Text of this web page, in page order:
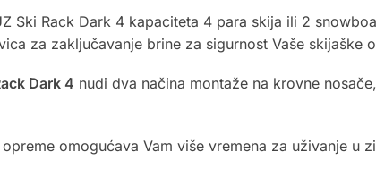
Ski Rack Dark 4 kapaciteta 4 para skija ili 2
za zaključavanje brine za sigurnost Vaše skijaške
Dark 4 nudi dva načina montaže na krovne
omogućava Vam više vremena za uživanje u